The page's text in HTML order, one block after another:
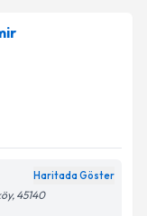
Haritada Göster
45140